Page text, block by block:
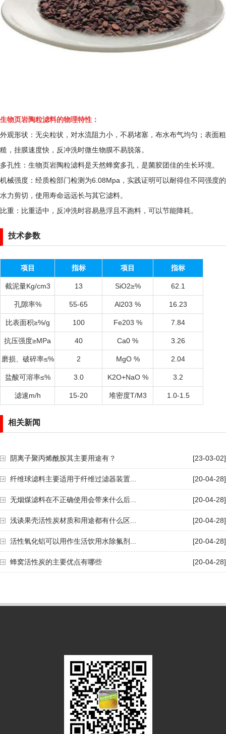
生物页岩陶粒滤料的物理特性：
外观形状：无尖粒状，对水流阻力小，不易堵塞，布水布气均匀；表面粗
糙，挂膜速度快，反冲洗时微生物膜不易脱落。
多孔性：生物页岩陶粒滤料是天然蜂窝多孔，是菌胶团佳的生长环境。
机械强度：经质检部门检测为6.08Mpa，实践证明可以耐得住不同强度的
水力剪切，使用寿命远远长与其它滤料。
比重：比重适中，反冲洗时容易悬浮且不跑料，可以节能降耗。
技术参数
项目 指标 项目 指标
截泥量Kg/cm3 13 SiO2≥% 62.1
孔隙率% 55-65 Al203 % 16.23
比表面积≥%/g 100 Fe203 % 7.84
抗压强度≥MPa 40 Ca0 % 3.26
磨损、破碎率≤% 2 MgO % 2.04
盐酸可溶率≤% 3.0 K2O+NaO % 3.2
滤速m/h 15-20 堆密度T/M3 1.0-1.5
相关新闻
[23-03-02]
阴离子聚丙烯酰胺其主要用途有？
[20-04-28]
纤维球滤料主要适用于纤维过滤器装置...
[20-04-28]
无烟煤滤料在不正确使用会带来什么后...
[20-04-28]
浅谈果壳活性炭材质和用途都有什么区...
[20-04-28]
活性氧化铝可以用作生活饮用水除氟剂...
[20-04-28]
蜂窝活性炭的主要优点有哪些